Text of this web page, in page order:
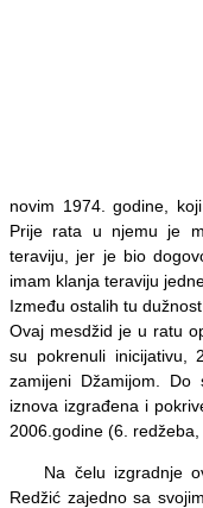
novim 1974. godine,
Prije rata u njemu je
teraviju, jer je bio
imam klanja teraviju
Između ostalih tu
Ovaj mesdžid je u ratu
su pokrenuli inicijativu,
zamijeni Džamijom.
iznova izgrađena i
2006.godine (6. redžeba,
Na čelu izgradnje
Redžić zajedno sa